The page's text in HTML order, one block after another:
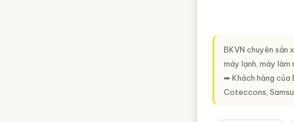
BKVN chuyên sản
máy lạnh, máy làm
➦ Khách hàng của
Coteccons,